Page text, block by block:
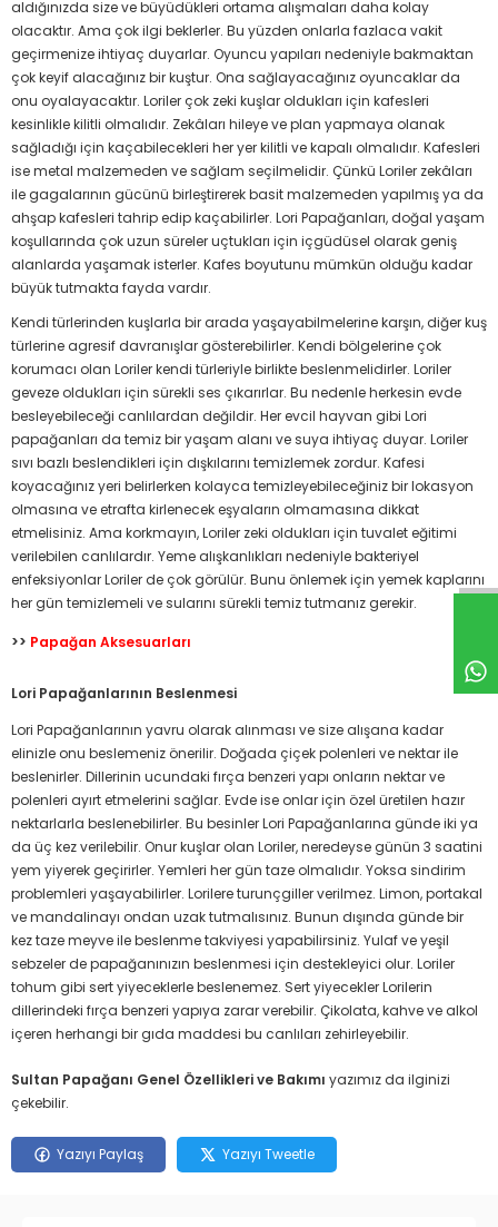
aldığınızda size ve büyüdükleri ortama alışmaları daha kolay
olacaktır. Ama çok ilgi beklerler. Bu yüzden onlarla fazlaca vakit
geçirmenize ihtiyaç duyarlar. Oyuncu yapıları nedeniyle bakmaktan
çok keyif alacağınız bir kuştur. Ona sağlayacağınız oyuncaklar da
onu oyalayacaktır. Loriler çok zeki kuşlar oldukları için kafesleri
kesinlikle kilitli olmalıdır. Zekâları hileye ve plan yapmaya olanak
sağladığı için kaçabilecekleri her yer kilitli ve kapalı olmalıdır. Kafesleri
ise metal malzemeden ve sağlam seçilmelidir. Çünkü Loriler zekâları
ile gagalarının gücünü birleştirerek basit malzemeden yapılmış ya da
ahşap kafesleri tahrip edip kaçabilirler. Lori Papağanları, doğal yaşam
koşullarında çok uzun süreler uçtukları için içgüdüsel olarak geniş
alanlarda yaşamak isterler. Kafes boyutunu mümkün olduğu kadar
büyük tutmakta fayda vardır.
Kendi türlerinden kuşlarla bir arada yaşayabilmelerine karşın, diğer kuş
türlerine agresif davranışlar gösterebilirler. Kendi bölgelerine çok
korumacı olan Loriler kendi türleriyle birlikte beslenmelidirler. Loriler
geveze oldukları için sürekli ses çıkarırlar. Bu nedenle herkesin evde
besleyebileceği canlılardan değildir. Her evcil hayvan gibi Lori
papağanları da temiz bir yaşam alanı ve suya ihtiyaç duyar. Loriler
sıvı bazlı beslendikleri için dışkılarını temizlemek zordur. Kafesi
koyacağınız yeri belirlerken kolayca temizleyebileceğiniz bir lokasyon
olmasına ve etrafta kirlenecek eşyaların olmamasına dikkat
etmelisiniz. Ama korkmayın, Loriler zeki oldukları için tuvalet eğitimi
verilebilen canlılardır. Yeme alışkanlıkları nedeniyle bakteriyel
enfeksiyonlar Loriler de çok görülür. Bunu önlemek için yemek kaplarını
her gün temizlemeli ve sularını sürekli temiz tutmanız gerekir.
>> Papağan Aksesuarları
Lori Papağanlarının Beslenmesi
Lori Papağanlarının yavru olarak alınması ve size alışana kadar
elinizle onu beslemeniz önerilir. Doğada çiçek polenleri ve nektar ile
beslenirler. Dillerinin ucundaki fırça benzeri yapı onların nektar ve
polenleri ayırt etmelerini sağlar. Evde ise onlar için özel üretilen hazır
nektarlarla beslenebilirler. Bu besinler Lori Papağanlarına günde iki ya
da üç kez verilebilir. Onur kuşlar olan Loriler, neredeyse günün 3 saatini
yem yiyerek geçirirler. Yemleri her gün taze olmalıdır. Yoksa sindirim
problemleri yaşayabilirler. Lorilere turunçgiller verilmez. Limon, portakal
ve mandalinayı ondan uzak tutmalısınız. Bunun dışında günde bir
kez taze meyve ile beslenme takviyesi yapabilirsiniz. Yulaf ve yeşil
sebzeler de papağanınızın beslenmesi için destekleyici olur. Loriler
tohum gibi sert yiyeceklerle beslenemez. Sert yiyecekler Lorilerin
dillerindeki fırça benzeri yapıya zarar verebilir. Çikolata, kahve ve alkol
içeren herhangi bir gıda maddesi bu canlıları zehirleyebilir.
Sultan Papağanı Genel Özellikleri ve Bakımı yazımız da ilginizi
çekebilir.
Yazıyı Paylaş Yazıyı Tweetle